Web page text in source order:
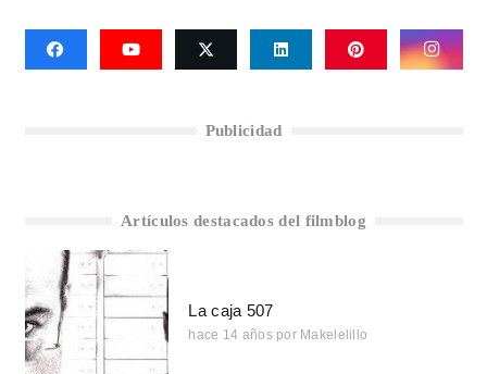
Publicidad
Artículos destacados del filmblog
La caja 507
hace 14 años por Makelelillo